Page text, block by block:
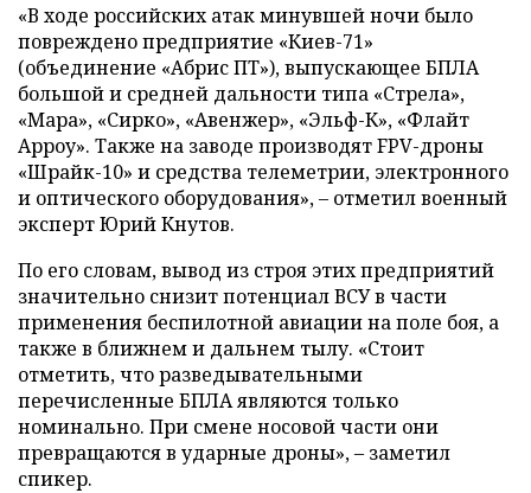
«В ходе российских атак минувшей ночи было
повреждено предприятие «Киев-71»
(объединение «Абрис ПТ»), выпускающее БПЛА
большой и средней дальности типа «Стрела»,
«Мара», «Сирко», «Авенжер», «Эльф-К», «Флайт
Арроу». Также на заводе производят FPV-дроны
«Шрайк-10» и средства телеметрии, электронного
и оптического оборудования», – отметил военный
эксперт Юрий Кнутов.
По его словам, вывод из строя этих предприятий
значительно снизит потенциал ВСУ в части
применения беспилотной авиации на поле боя, а
также в ближнем и дальнем тылу. «Стоит
отметить, что разведывательными
перечисленные БПЛА являются только
номинально. При смене носовой части они
превращаются в ударные дроны», – заметил
спикер.